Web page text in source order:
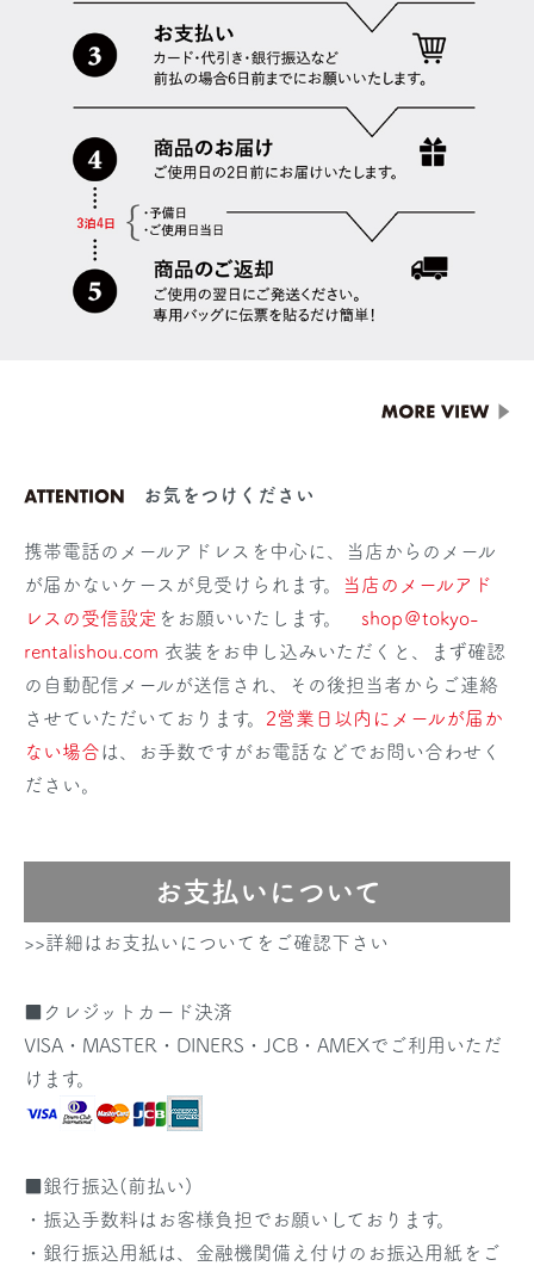
お気をつけください
携帯電話のメールアドレスを中心に、当店からのメール
が届かないケースが見受けられます。
当店のメールアド
レスの受信設定 をお願いいたします。 shop＠tokyo-
rentalishou.com 衣装をお申し込みいただくと、まず確認
の自動配信メールが送信され、その後担当者からご連絡
させていただいております。 2営業日以内にメールが届か
ない場合は、お手数ですがお電話などでお問い合わせく
ださい。
お支払いについて
>>詳細はお支払いについてをご確認下さい
■クレジットカード決済
VISA・MASTER・DINERS・JCB・AMEXでご利用いただ
けます。
■銀行振込(前払い)
・振込手数料はお客様負担でお願いしております。
・銀行振込用紙は、金融機関備え付けのお振込用紙をご